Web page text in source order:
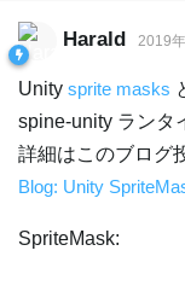
Harald 2019
Unity sprite masks
spine-unity ランタ
詳細はこのブログ
Blog: Unity
SpriteMask: